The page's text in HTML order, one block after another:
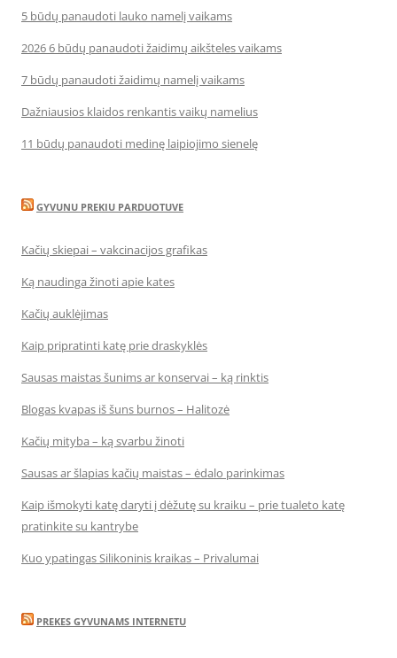
5 būdų panaudoti lauko namelį vaikams
2026 6 būdų panaudoti žaidimų aikšteles vaikams
7 būdų panaudoti žaidimų namelį vaikams
Dažniausios klaidos renkantis vaikų namelius
11 būdų panaudoti medinę laipiojimo sienelę
GYVUNU PREKIU PARDUOTUVE
Kačių skiepai – vakcinacijos grafikas
Ką naudinga žinoti apie kates
Kačių auklėjimas
Kaip pripratinti katę prie draskyklės
Sausas maistas šunims ar konservai – ką rinktis
Blogas kvapas iš šuns burnos – Halitozė
Kačių mityba – ką svarbu žinoti
Sausas ar šlapias kačių maistas – ėdalo parinkimas
Kaip išmokyti katę daryti į dėžutę su kraiku – prie tualeto katę
pratinkite su kantrybe
Kuo ypatingas Silikoninis kraikas – Privalumai
PREKES GYVUNAMS INTERNETU